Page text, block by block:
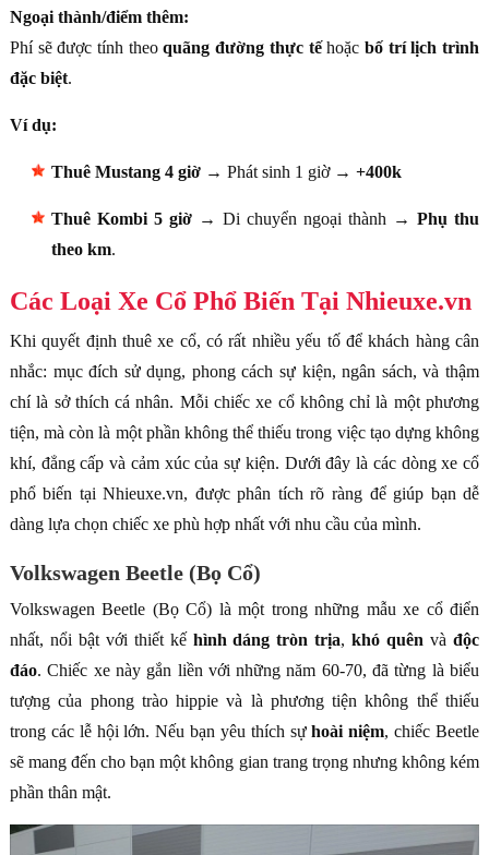
Ngoại thành/điểm thêm:
Phí sẽ được tính theoquãng đường thực tếhoặc bố trí lịch trình
đặc biệt.
Ví dụ:
Thuê Mustang 4 giờ→ Phát sinh 1 giờ → +400k
Thuê Kombi 5 giờ→ Di chuyển ngoại thành →Phụ thu
theo km.
Các Loại Xe Cổ Phổ Biến Tại Nhieuxe.vn
Khi quyết định thuê xe cổ, có rất nhiều yếu tố để khách hàng cân
nhắc: mục đích sử dụng, phong cách sự kiện, ngân sách, và thậm
chí là sở thích cá nhân. Mỗi chiếc xe cổ không chỉ là một phương
tiện, mà còn là một phần không thể thiếu trong việc tạo dựng không
khí, đẳng cấp và cảm xúc của sự kiện. Dưới đây là các dòng xe cổ
phổ biến tại Nhieuxe.vn, được phân tích rõ ràng để giúp bạn dễ
dàng lựa chọn chiếc xe phù hợp nhất với nhu cầu của mình.
Volkswagen Beetle (Bọ Cổ)
Volkswagen Beetle (Bọ Cổ) là một trong những mẫu xe cổ điển
nhất, nổi bật với thiết kế hình dáng tròn trịa,khó quên vàđộc
đáo. Chiếc xe này gắn liền với những năm 60-70, đã từng là biểu
tượng của phong trào hippie và là phương tiện không thể thiếu
trong các lễ hội lớn. Nếu bạn yêu thích sựhoài niệm, chiếc Beetle
sẽ mang đến cho bạn một không gian trang trọng nhưng không kém
phần thân mật.